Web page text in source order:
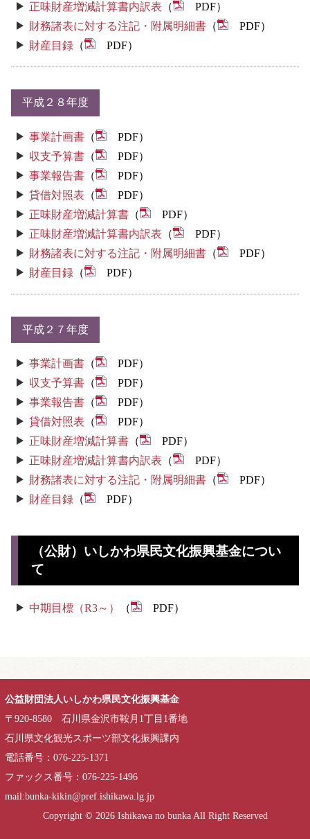
正味財産増減計算書内訳表 （
PDF）
財務諸表に対する注記・附属明細書 （
PDF）
財産目録 （ PDF）
平成２８年度
事業計画書 （
PDF）
収支予算書 （
PDF）
事業報告書 （
PDF）
貸借対照表 （
PDF）
正味財産増減計算書 （
PDF）
正味財産増減計算書内訳表 （
PDF）
財務諸表に対する注記・附属明細書 （
PDF）
財産目録 （ PDF）
平成２７年度
事業計画書 （
PDF）
収支予算書 （
PDF）
事業報告書 （
PDF）
貸借対照表 （
PDF）
正味財産増減計算書 （
PDF）
正味財産増減計算書内訳表 （
PDF）
財務諸表に対する注記・附属明細書 （
PDF）
財産目録 （ PDF）
（公財）いしかわ県民文化振興基金につい
て
中期目標（R3～） （ PDF）
公益財団法人いしかわ県民文化振興基金
〒920-8580 石川県金沢市鞍月1丁目1番地
石川県文化観光スポーツ部文化振興課内
電話番号：076-225-1371
ファックス番号：076-225-1496
mail:bunka-kikin@pref.ishikawa.lg.jp
Copyright © 2026 Ishikawa no bunka All Right Reserved